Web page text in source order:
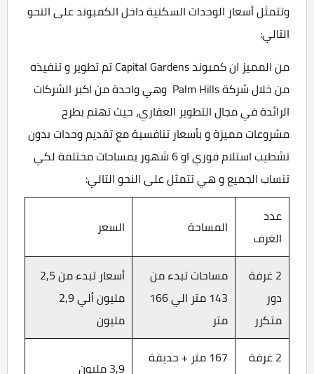
وتتمثل أسعار الوحدات السكنية داخل الكمبوند على النحو
التالي:
من المميز ان كمبوند Capital Gardens تم تطوير و تنفيذه
من خلال شركة Palm Hills وهي واحدة من اكبر الشركات
الرائدة في مجال التطوير العقاري، حيث تهتم بطرح
مشروعات مميزة و بأسعار تنافسية مع تقديم وحدات بدون
تشطيب استلام فوري او 6 شهور بمساحات مختلفة لكي
تنساب الجميع و هي تتمثل على النحو التالي:
عدد
الغرف
المساحة السعر
2 غرفة
دور
متكرر
مساحات تبدء من
143 متر الي 166
متر
أسعار تبدء من 2,5
مليون ألي 2,9
مليون
2 غرفة
167 متر + حديقة
3,9 مليون